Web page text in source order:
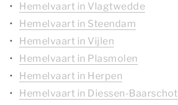
Hemelvaart in Vlagtwedde
Hemelvaart in Steendam
Hemelvaart in Vijlen
Hemelvaart in Plasmolen
Hemelvaart in Herpen
Hemelvaart in Diessen-Baarschot